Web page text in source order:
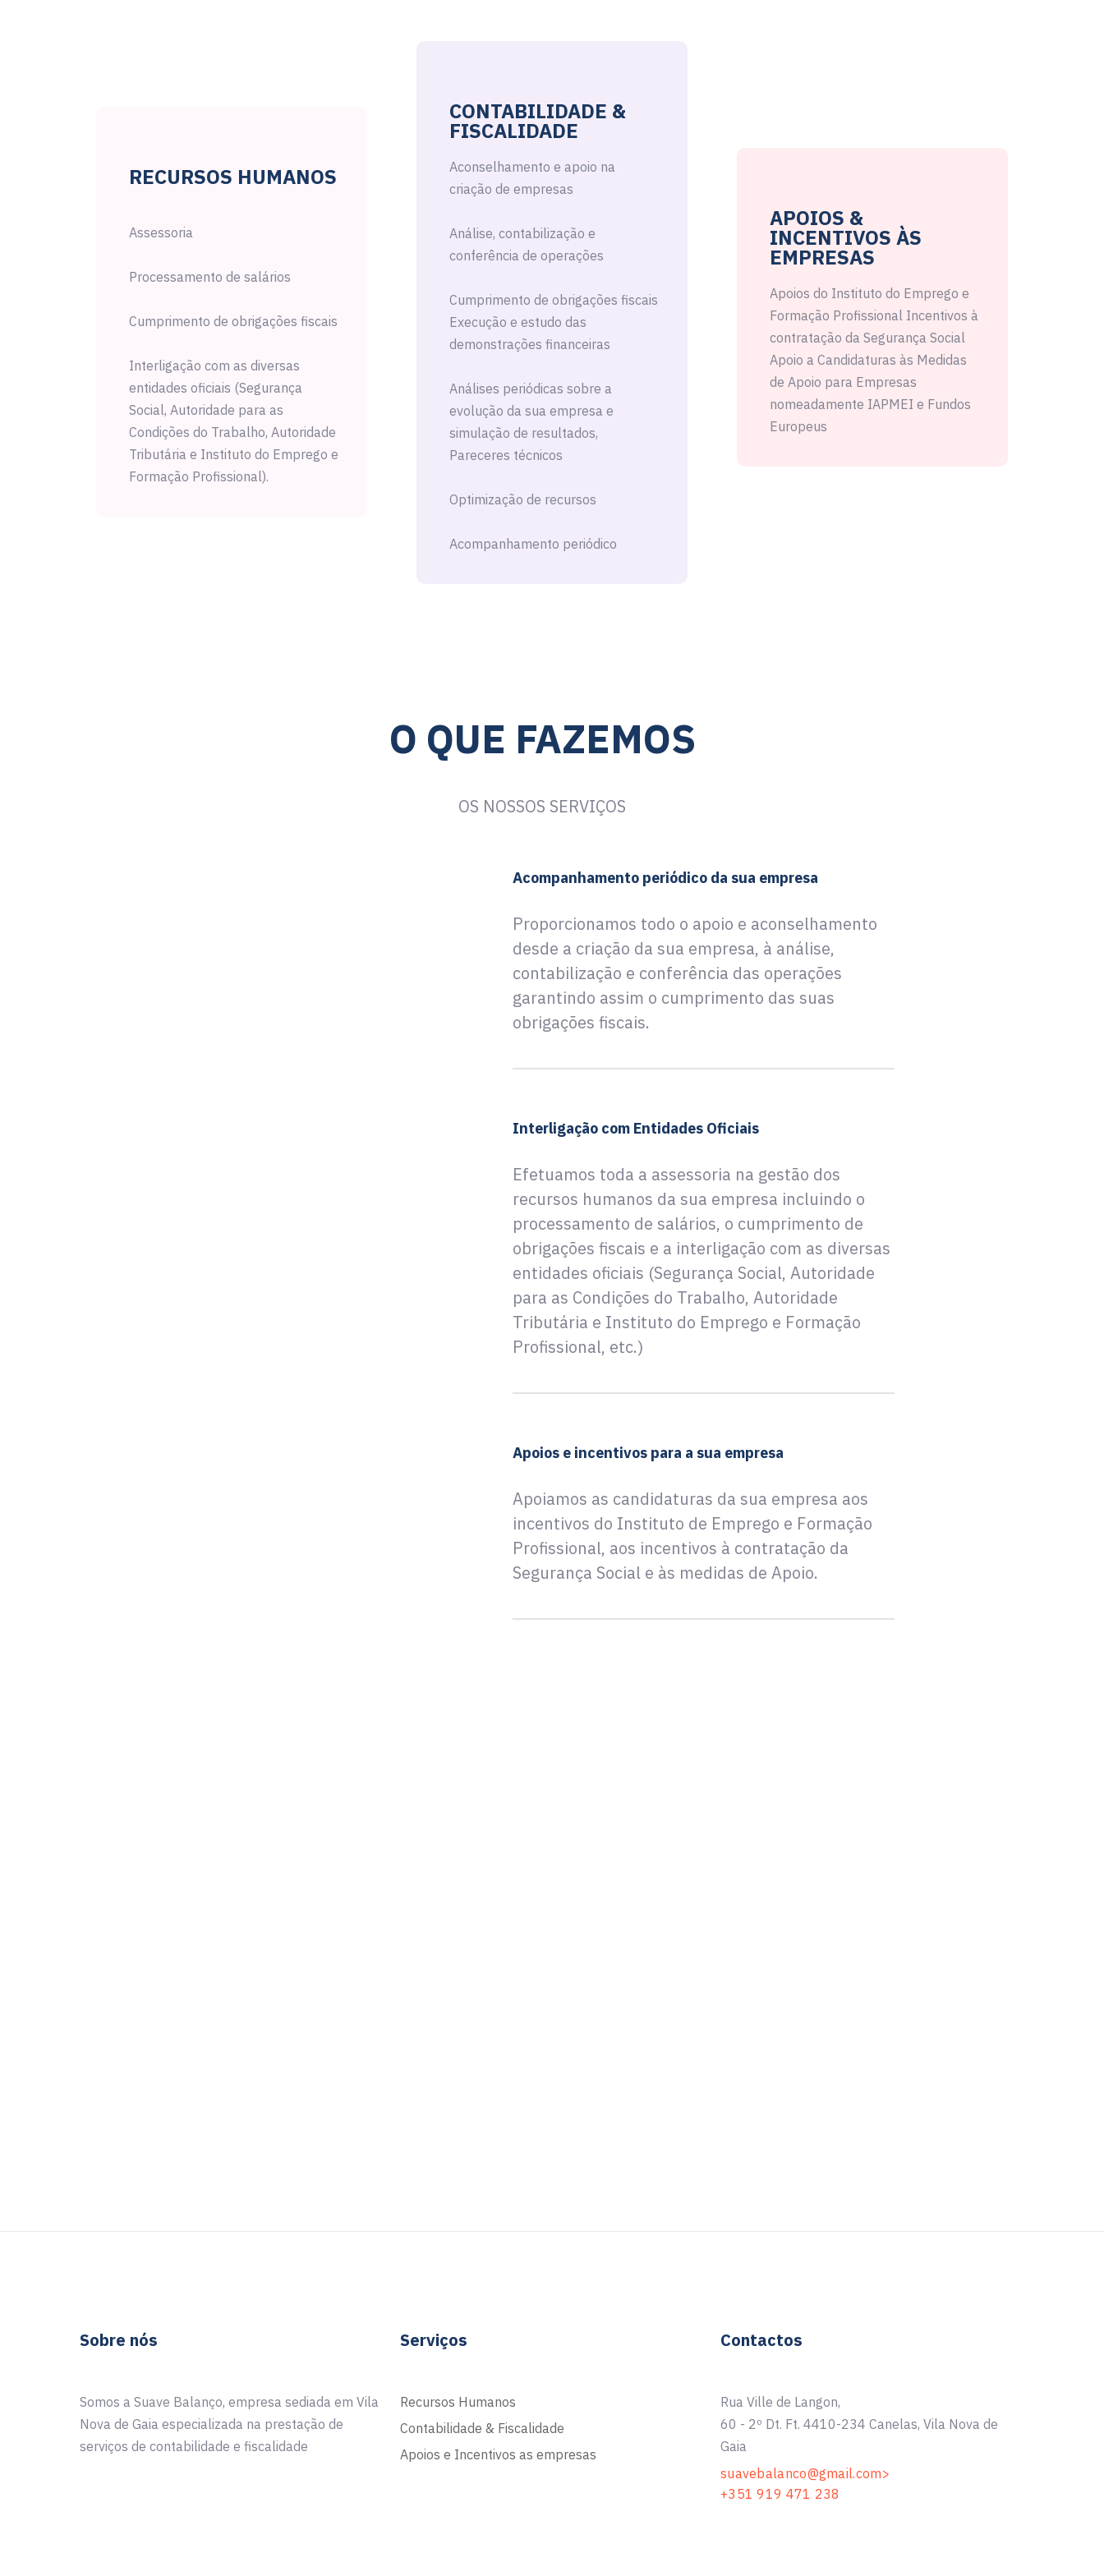
RECURSOS HUMANOS
Assessoria
Processamento de salários
Cumprimento de obrigações fiscais
Interligação com as diversas
entidades oficiais (Segurança
Social, Autoridade para as
Condições do Trabalho, Autoridade
Tributária e Instituto do Emprego e
Formação Profissional).
CONTABILIDADE &
FISCALIDADE
Aconselhamento e apoio na
criação de empresas
Análise, contabilização e
conferência de operações
Cumprimento de obrigações fiscais
Execução e estudo das
demonstrações financeiras
Análises periódicas sobre a
evolução da sua empresa e
simulação de resultados,
Pareceres técnicos
Optimização de recursos
Acompanhamento periódico
APOIOS &
INCENTIVOS ÀS
EMPRESAS
Apoios do Instituto do Emprego e
Formação Profissional Incentivos à
contratação da Segurança Social
Apoio a Candidaturas às Medidas
de Apoio para Empresas
nomeadamente IAPMEI e Fundos
Europeus
O QUE FAZEMOS
OS NOSSOS SERVIÇOS
Acompanhamento periódico da sua empresa
Proporcionamos todo o apoio e aconselhamento
desde a criação da sua empresa, à análise,
contabilização e conferência das operações
garantindo assim o cumprimento das suas
obrigações fiscais.
Interligação com Entidades Oficiais
Efetuamos toda a assessoria na gestão dos
recursos humanos da sua empresa incluindo o
processamento de salários, o cumprimento de
obrigações fiscais e a interligação com as diversas
entidades oficiais (Segurança Social, Autoridade
para as Condições do Trabalho, Autoridade
Tributária e Instituto do Emprego e Formação
Profissional, etc.)
Apoios e incentivos para a sua empresa
Apoiamos as candidaturas da sua empresa aos
incentivos do Instituto de Emprego e Formação
Profissional, aos incentivos à contratação da
Segurança Social e às medidas de Apoio.
Sobre nós
Somos a Suave Balanço, empresa sediada em Vila
Nova de Gaia especializada na prestação de
serviços de contabilidade e fiscalidade
Serviços
Recursos Humanos
Contabilidade & Fiscalidade
Apoios e Incentivos as empresas
Contactos
Rua Ville de Langon,
60 - 2º Dt. Ft. 4410-234 Canelas, Vila Nova de
Gaia
suavebalanco@gmail.com>
+351 919 471 238